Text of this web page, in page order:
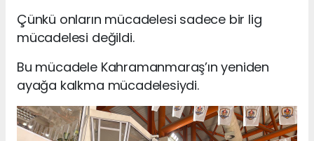
Çünkü onların mücadelesi sadece bir lig
mücadelesi değildi.
Bu mücadele Kahramanmaraş’ın yeniden
ayağa kalkma mücadelesiydi.